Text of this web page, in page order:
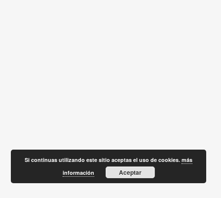
Si continuas utilizando este sitio aceptas el uso de cookies.más
información
Aceptar